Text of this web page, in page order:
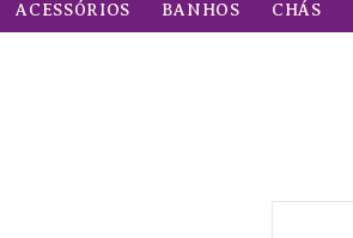
ACESSÓRIOS BANHOS CHÁS